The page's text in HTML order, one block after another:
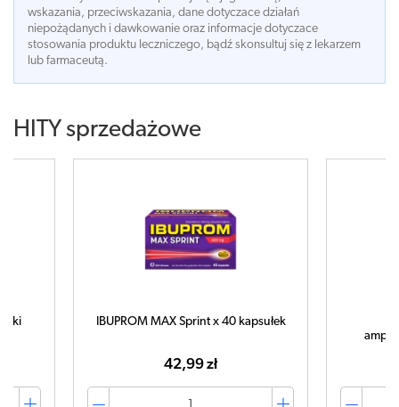
wskazania, przeciwskazania, dane dotyczace działań
niepożądanych i dawkowanie oraz informacje dotyczace
stosowania produktu leczniczego, bądź skonsultuj się z lekarzem
lub farmaceutą.
HITY sprzedażowe
IBUPROM MAX Sprint x 40 kapsułek
42,99 zł